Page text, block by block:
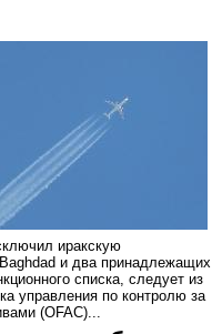
иракскую
и два принадлежащих
списка, следует из
управления по контролю за
(OFAC)...